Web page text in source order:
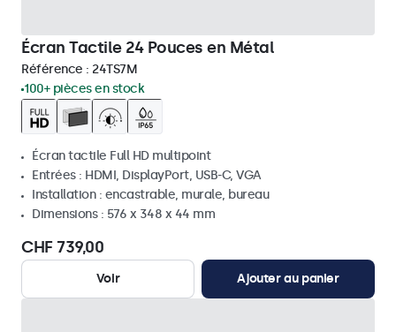
Écran Tactile 24 Pouces en Métal
Référence : 24TS7M
100+ pièces en stock
Écran tactile Full HD multipoint
Entrées : HDMI, DisplayPort, USB-C, VGA
Installation : encastrable, murale, bureau
Dimensions : 576 x 348 x 44 mm
CHF 739,00
Voir Ajouter au panier